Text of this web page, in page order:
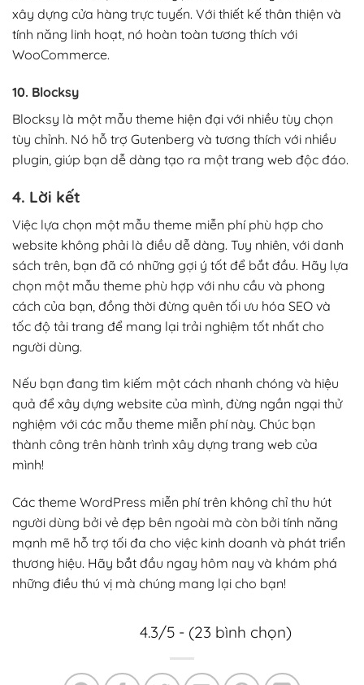
xây dựng cửa hàng trực tuyến. Với thiết kế thân thiện và
tính năng linh hoạt, nó hoàn toàn tương thích với
WooCommerce.
10. Blocksy
Blocksy là một mẫu theme hiện đại với nhiều tùy chọn
tùy chỉnh. Nó hỗ trợ Gutenberg và tương thích với nhiều
plugin, giúp bạn dễ dàng tạo ra một trang web độc đáo.
4. Lời kết
Việc lựa chọn một mẫu theme miễn phí phù hợp cho
website không phải là điều dễ dàng. Tuy nhiên, với danh
sách trên, bạn đã có những gợi ý tốt để bắt đầu. Hãy lựa
chọn một mẫu theme phù hợp với nhu cầu và phong
cách của bạn, đồng thời đừng quên tối ưu hóa SEO và
tốc độ tải trang để mang lại trải nghiệm tốt nhất cho
người dùng.
Nếu bạn đang tìm kiếm một cách nhanh chóng và hiệu
quả để xây dựng website của mình, đừng ngần ngại thử
nghiệm với các mẫu theme miễn phí này. Chúc bạn
thành công trên hành trình xây dựng trang web của
mình!
Các theme WordPress miễn phí trên không chỉ thu hút
người dùng bởi vẻ đẹp bên ngoài mà còn bởi tính năng
mạnh mẽ hỗ trợ tối đa cho việc kinh doanh và phát triển
thương hiệu. Hãy bắt đầu ngay hôm nay và khám phá
những điều thú vị mà chúng mang lại cho bạn!
4.3/5 - (23 bình chọn)